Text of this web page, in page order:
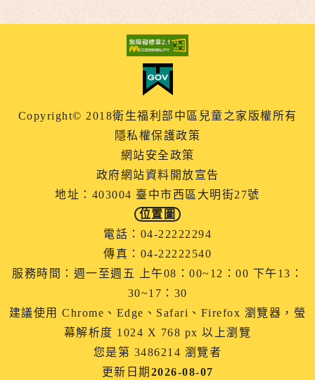
Copyright© 2018衛生福利部中區兒童之家版權所有
隱私權保護政策
網站安全政策
政府網站資料開放宣告
地址：403004 臺中市西區大明街27號
位置圖
電話：04-22222294
傳真：04-22222540
服務時間：週一至週五 上午08：00~12：00 下午13：
30~17：30
建議使用 Chrome、Edge、Safari、Firefox 瀏覽器，螢
幕解析度 1024 X 768 px 以上瀏覽
您是第 3486214 瀏覽者
更新日期 2026-08-07